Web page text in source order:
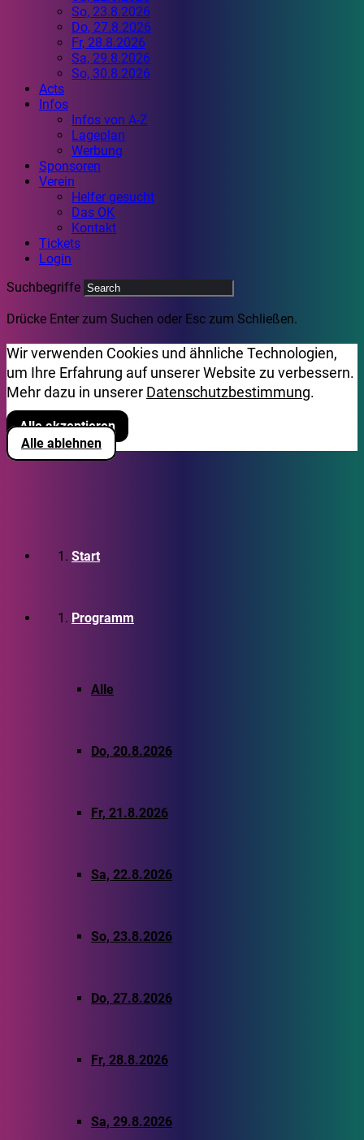
So, 23.8.2026
Do, 27.8.2026
Fr, 28.8.2026
Sa, 29.8.2026
So, 30.8.2026
Acts
Infos
Infos von A-Z
Lageplan
Werbung
Sponsoren
Verein
Helfer gesucht
Das OK
Kontakt
Tickets
Login
Suchbegriffe
Drücke Enter zum Suchen oder Esc zum Schließen.
Wir verwenden Cookies und ähnliche Technologien,
um Ihre Erfahrung auf unserer Website zu verbessern.
Mehr dazu in unserer Datenschutzbestimmung.
Alle akzeptieren
Alle ablehnen
Start
Programm
Alle
Do, 20.8.2026
Fr, 21.8.2026
Sa, 22.8.2026
So, 23.8.2026
Do, 27.8.2026
Fr, 28.8.2026
Sa, 29.8.2026